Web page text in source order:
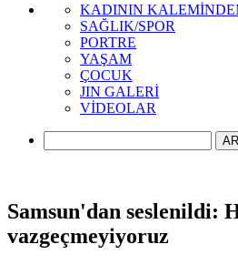
KADININ
SAĞLIK/SPOR
PORTRE
YAŞAM
ÇOCUK
JIN GALERİ
VİDEOLAR
Samsun'dan seslenildi:
vazgeçmeyiyoruz